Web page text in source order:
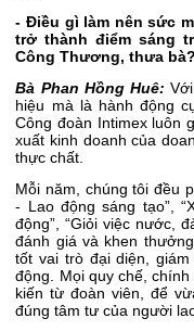
- Điều gì làm nên sức
trở thành điểm sáng
Công Thương, thưa bà?
Bà Phan Hồng Huê:
hiệu mà là hành động
Công đoàn Intimex luôn
xuất kinh doanh của
thực chất.
Mỗi năm, chúng tôi đều
- Lao động sáng tạo”,
động”, “Giỏi việc nước,
đánh giá và khen
tốt vai trò đại diện,
động. Mọi quy chế,
kiến từ đoàn viên, để
đúng tâm tư của người